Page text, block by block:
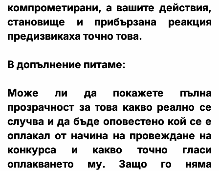
компрометирани, а вашите действия,
становище и прибързана реакция
предизвикаха точно това.
В допълнение питаме:
Може ли да покажете пълна
прозрачност за това какво реално се
случва и да бъде оповестено кой се е
оплакал от начина на провеждане на
конкурса и какво точно гласи
оплакването му. Защо го няма